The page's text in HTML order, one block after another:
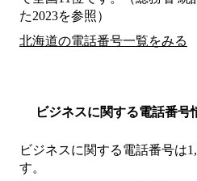
た2023を参照）
北海道の電話番号一覧をみる
ビジネスに関する電話番号
ビジネスに関する電話番号は
す。